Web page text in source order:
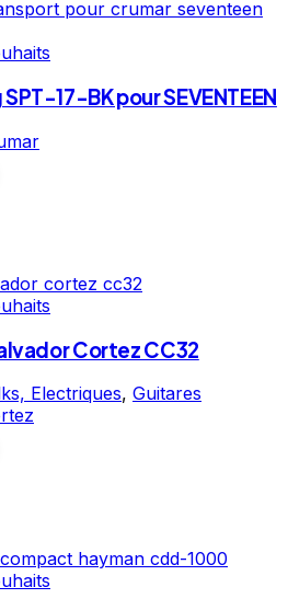
17-BK pour SEVENTEEN
Cortez CC32
Electriques, Guitares